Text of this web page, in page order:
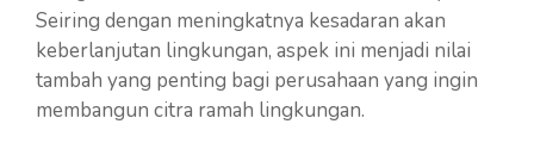
Seiring dengan meningkatnya kesadaran akan
keberlanjutan lingkungan, aspek ini menjadi nilai
tambah yang penting bagi perusahaan yang ingin
membangun citra ramah lingkungan.